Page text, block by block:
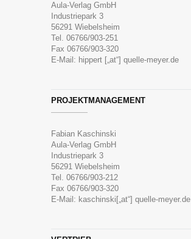
Aula-Verlag GmbH
Industriepark 3
56291 Wiebelsheim
Tel. 06766/903-251
Fax 06766/903-320
E-Mail: hippert [„at“] quelle-meyer.de
PROJEKTMANAGEMENT
Fabian Kaschinski
Aula-Verlag GmbH
Industriepark 3
56291 Wiebelsheim
Tel. 06766/903-212
Fax 06766/903-320
E-Mail: kaschinski[„at“] quelle-meyer.de